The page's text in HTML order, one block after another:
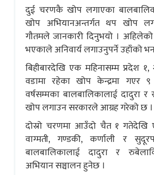
दुई चरणकै खोप लगाएका
खोप अभियानअन्तर्गत थप खोप
गौतमले जानकारी दिनुभयो । अहिलेको
भएकाले अनिवार्य लगाउनुपर्ने उहाँको
बिहीबारदेखि एक महिनासम्म प्रदेश
वडामा रहेका खोप केन्द्रमा गएर
वर्षसम्मका बालबालिकालाई दादुरा र
खोप लगाउन सरकारले आग्रह गरेको छ ।
दोस्रो चरणमा आउँदो चैत १ गतेदेखि
वाग्मती, गण्डकी, कर्णाली र
बालबालिकालाई दादुरा र
अभियान सञ्चालन हुनेछ ।